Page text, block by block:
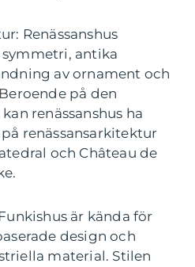
Renässanshus
symmetri, antika
av ornament och
på den
renässanshus ha
renässansarkitektur
och Château de
är kända för
design och
material. Stilen